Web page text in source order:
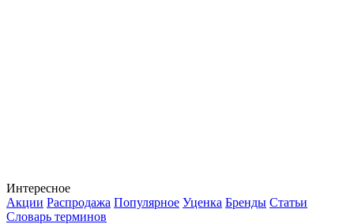
Интересное
Акции Распродажа Популярное Уценка Бренды Статьи
Словарь терминов